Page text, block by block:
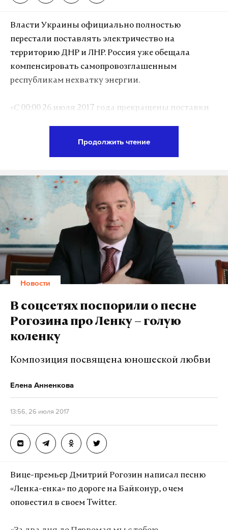
Власти Украины официально полностью
перестали поставлять электричество на
территорию ДНР и ЛНР. Россия уже обещала
компенсировать самопровозглашенным
республикам нехватку энергии.
«С 00:00 26 июля 2017 года прекращены поставки
теперь не потребляет электроэнергию,
производимую электростанциями на
контролируемой части Украины», — написал врио
директора «Укрэнерго» Всеволод Ковальчук.
Руководитель энергетической компании отметил,
что нехватка электричества в неконтролируемом
Донбассе компенсируется двумя ТЭС на
территории самопровозглашенных республик и
поставками из РФ.
Подпишитесь на Daily Storm вMAX. Он
работает там, где тормозит интернет.
Продолжить чтение
Новости
В соцсетях поспорили о песне
Рогозина про Ленку – голую
коленку
Композиция посвящена юношеской любви
Елена Анненкова
13:56, 26 июля 2017
Вице-премьер Дмитрий Рогозин написал песню
«Ленка-енка» по дороге на Байконур, о чем
оповестил в своем Twitter.